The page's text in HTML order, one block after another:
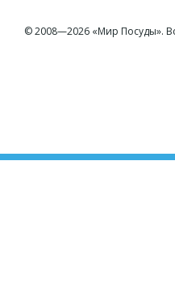
© 2008—2026 «Мир Посуды».